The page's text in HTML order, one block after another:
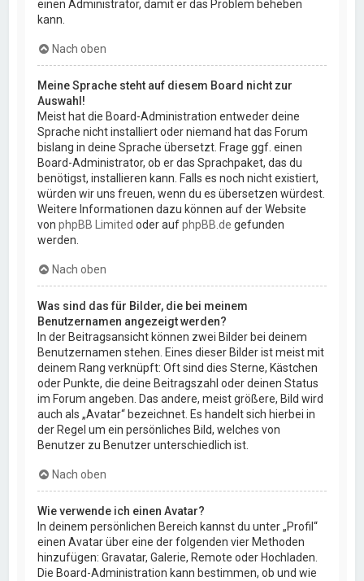
einen Administrator, damit er das Problem beheben
kann.
Nach oben
Meine Sprache steht auf diesem Board nicht zur
Auswahl!
Meist hat die Board-Administration entweder deine
Sprache nicht installiert oder niemand hat das Forum
bislang in deine Sprache übersetzt. Frage ggf. einen
Board-Administrator, ob er das Sprachpaket, das du
benötigst, installieren kann. Falls es noch nicht existiert,
würden wir uns freuen, wenn du es übersetzen würdest.
Weitere Informationen dazu können auf der Website
vonphpBB Limited oder aufphpBB.de gefunden
werden.
Nach oben
Was sind das für Bilder, die bei meinem
Benutzernamen angezeigt werden?
In der Beitragsansicht können zwei Bilder bei deinem
Benutzernamen stehen. Eines dieser Bilder ist meist mit
deinem Rang verknüpft: Oft sind dies Sterne, Kästchen
oder Punkte, die deine Beitragszahl oder deinen Status
im Forum angeben. Das andere, meist größere, Bild wird
auch als „Avatar“ bezeichnet. Es handelt sich hierbei in
der Regel um ein persönliches Bild, welches von
Benutzer zu Benutzer unterschiedlich ist.
Nach oben
Wie verwende ich einen Avatar?
In deinem persönlichen Bereich kannst du unter „Profil“
einen Avatar über eine der folgenden vier Methoden
hinzufügen: Gravatar, Galerie, Remote oder Hochladen.
Die Board-Administration kann bestimmen, ob und wie